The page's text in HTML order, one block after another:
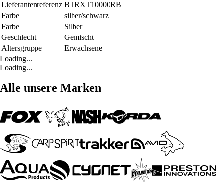
Lieferantenreferenz BTRXT10000RB
Farbe
silber/schwarz
Farbe
Silber
Geschlecht
Gemischt
Altersgruppe
Erwachsene
Loading...
Loading...
Alle unsere Marken